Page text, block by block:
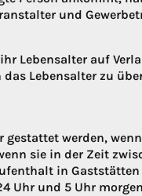
und
Lebensalter auf
Lebensalter zu
werden,
sie in der Zeit
in
Uhr und 5 Uhr